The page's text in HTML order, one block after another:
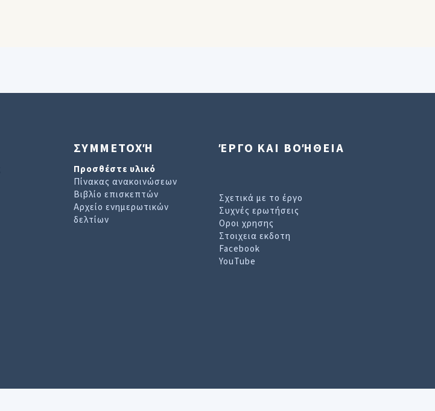
ΣΥΜΜΕΤΟΧΉ
Προσθέστε υλικό
Πίνακας ανακοινώσεων
Βιβλίο επισκεπτών
Αρχείο ενημερωτικών
δελτίων
ΈΡΓΟ ΚΑΙ ΒΟΉΘΕΙΑ
Σχετικά με το έργο
Συχνές ερωτήσεις
Οροι χρησης
Στοιχεια εκδοτη
Facebook
YouTube